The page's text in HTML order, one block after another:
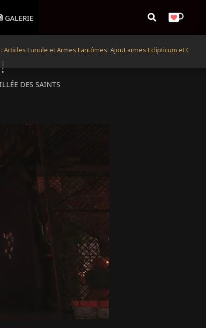
GALERIE RECHERCHER
et Armes Fantômes. Ajout armes Eclipticum et Occultum
DES SAINTS